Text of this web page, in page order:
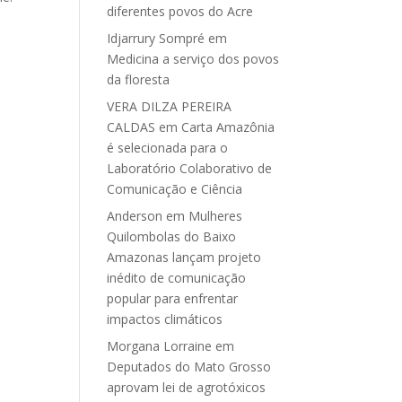
diferentes povos do Acre
Idjarrury Sompré em
Medicina a serviço dos povos
da floresta
VERA DILZA PEREIRA
CALDAS em Carta Amazônia
é selecionada para o
Laboratório Colaborativo de
Comunicação e Ciência
Anderson em Mulheres
Quilombolas do Baixo
Amazonas lançam projeto
inédito de comunicação
popular para enfrentar
impactos climáticos
Morgana Lorraine em
Deputados do Mato Grosso
aprovam lei de agrotóxicos